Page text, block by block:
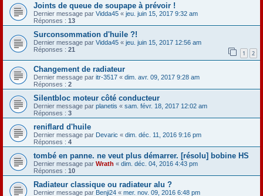
Joints de queue de soupape à prévoir !
Dernier message par Vidda45 « jeu. juin 15, 2017 9:32 am
Réponses : 13
Surconsommation d'huile ?!
Dernier message par Vidda45 « jeu. juin 15, 2017 12:56 am
Réponses : 21 1 2
Changement de radiateur
Dernier message par itr-3517 « dim. avr. 09, 2017 9:28 am
Réponses : 2
Silentbloc moteur côté conducteur
Dernier message par planetis « sam. févr. 18, 2017 12:02 am
Réponses : 3
reniflard d'huile
Dernier message par Devaric « dim. déc. 11, 2016 9:16 pm
Réponses : 4
tombé en panne. ne veut plus démarrer. [résolu] bobine HS
Dernier message par Wrath « dim. déc. 04, 2016 4:43 pm
Réponses : 10
Radiateur classique ou radiateur alu ?
Dernier message par Benji24 « mer. nov. 09, 2016 6:48 pm